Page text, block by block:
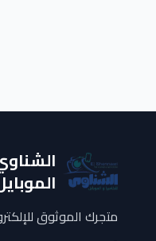
متجرك الموثوق